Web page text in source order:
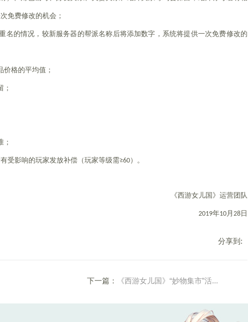
免费修改的机会；
名的情况，较新服务器的帮派名称后将添加数字，系统将提供一次免费修改的
格的平均值；
受影响的玩家发放补偿（玩家等级需≥60）。
《西游女儿国》运营团队
2019年10月28日
分享到:
下一篇： 《西游女儿国》“妙物集市”活...